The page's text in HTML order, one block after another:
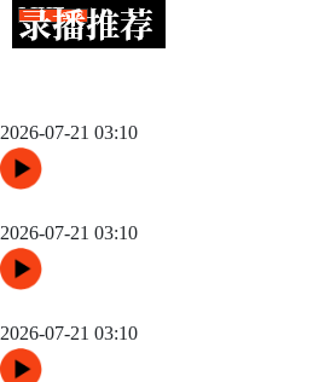
2026-07-21 03:10
2026-07-21 03:10
2026-07-21 03:10